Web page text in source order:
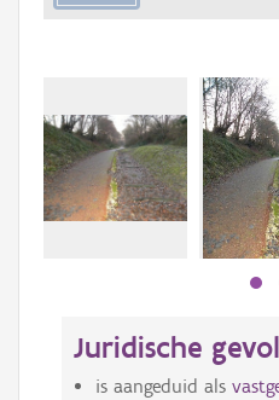
Juridische
is aangeduid als